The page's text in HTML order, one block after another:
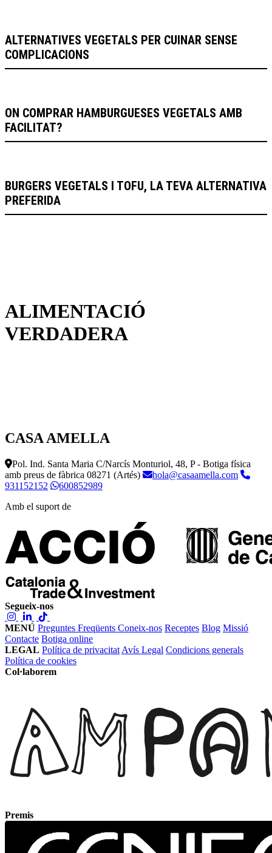
ALTERNATIVES VEGETALS PER CUINAR SENSE
COMPLICACIONS
ON COMPRAR HAMBURGUESES VEGETALS AMB
FACILITAT?
BURGERS VEGETALS I TOFU, LA TEVA ALTERNATIVA
PREFERIDA
ALIMENTACIÓ
VERDADERA
CASA AMELLA
Pol. Ind. Santa Maria C/Narcís Monturiol, 48, P - Botiga física
amb preus de fàbrica 08271 (Artés)
hola@casaamella.com
931152152
600852989
Amb el suport de
Segueix-nos
MENÚ Preguntes Freqüents Coneix-nos Receptes Blog Missió
Contacte Botiga online
LEGAL Política de privacitat Avís Legal Condicions generals
Política de cookies
Col·laborem
Premis